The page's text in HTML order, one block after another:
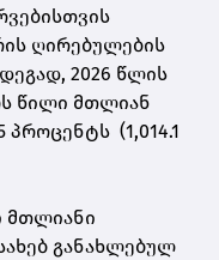
ღირებულების
2026 წლის
წილი მთლიან
პროცენტს (1,014.1
მთლიანი
განახლებულ